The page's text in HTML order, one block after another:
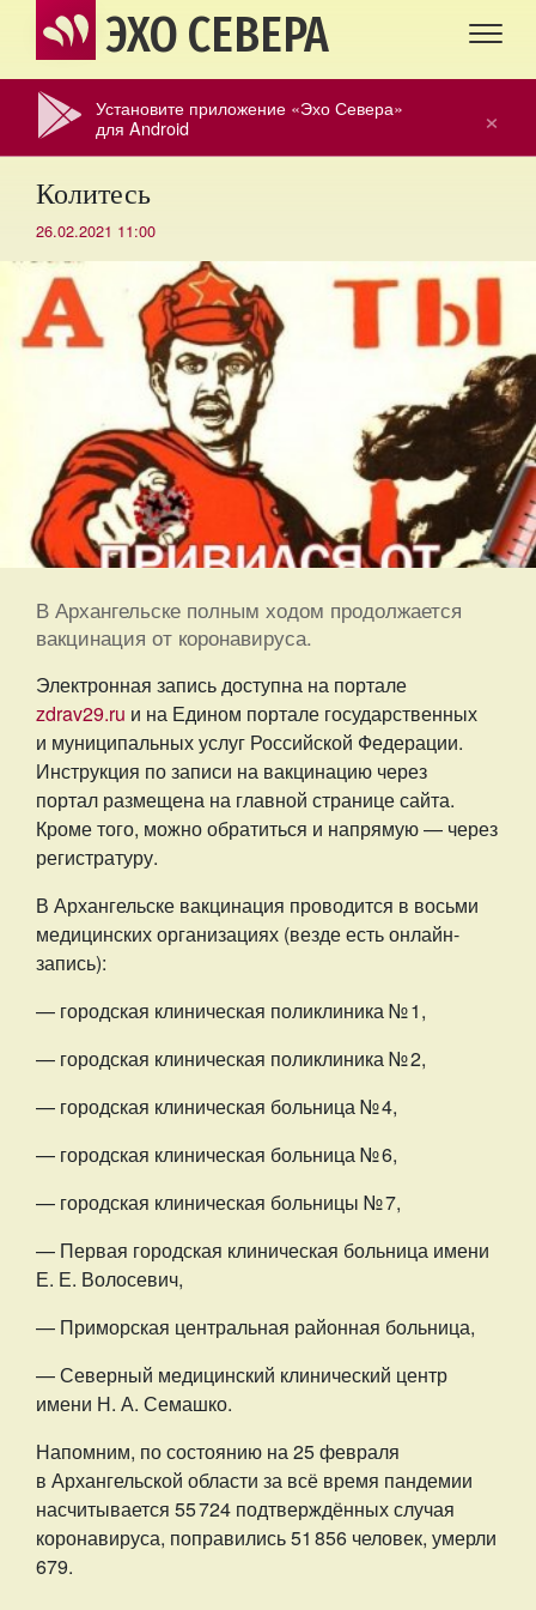
ЭХО СЕВЕРА
×
Установите приложение «Эхо Севера»
для Android
Колитесь
26.02.2021 11:00
В Архангельске полным ходом продолжается
вакцинация от коронавируса.
Электронная запись доступна на портале
zdrav29.ru и на Едином портале государственных
и муниципальных услуг Российской Федерации.
Инструкция по записи на вакцинацию через
портал размещена на главной странице сайта.
Кроме того, можно обратиться и напрямую — через
регистратуру.
В Архангельске вакцинация проводится в восьми
медицинских организациях (везде есть онлайн-
запись):
— городская клиническая поликлиника № 1,
— городская клиническая поликлиника № 2,
— городская клиническая больница № 4,
— городская клиническая больница № 6,
— городская клиническая больницы № 7,
— Первая городская клиническая больница имени
Е. Е. Волосевич,
— Приморская центральная районная больница,
— Северный медицинский клинический центр
имени Н. А. Семашко.
Напомним, по состоянию на 25 февраля
в Архангельской области за всё время пандемии
насчитывается 55 724 подтверждённых случая
коронавируса, поправились 51 856 человек, умерли
679.